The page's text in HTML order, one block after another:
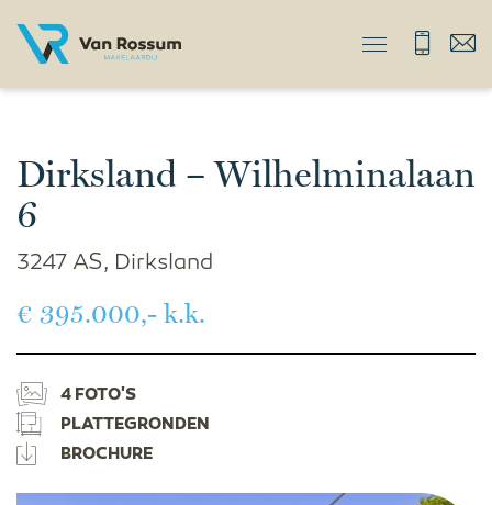
Dirksland – Wilhelminalaan
6
3247 AS, Dirksland
€ 395.000,- k.k.
4 FOTO'S
PLATTEGRONDEN
BROCHURE